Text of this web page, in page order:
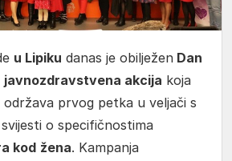
u Lipiku danas je obilježen Dan
javnozdravstvena akcija koja
prvog petka u veljači s
o specifičnostima
kod žena. Kampanja